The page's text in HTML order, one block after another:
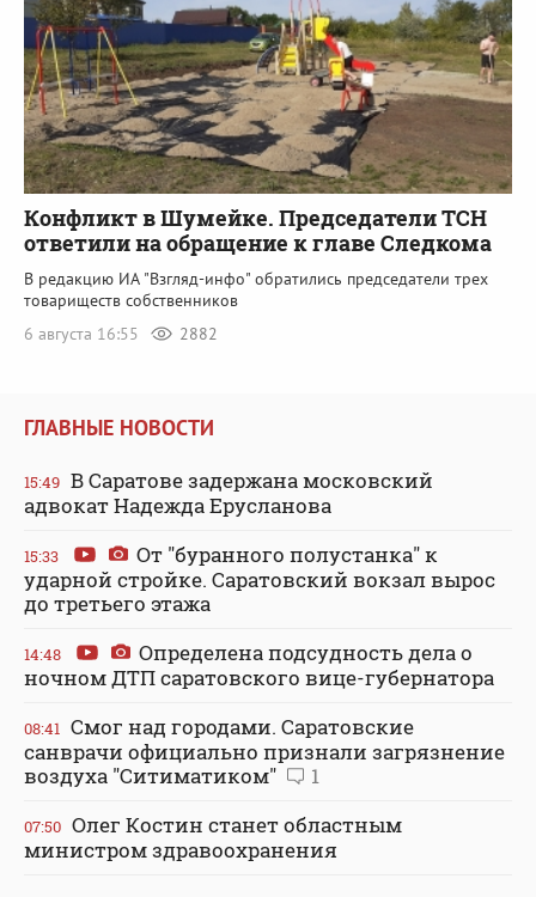
Конфликт в Шумейке. Председатели ТСН
ответили на обращение к главе Следкома
В редакцию ИА "Взгляд-инфо" обратились председатели трех
товариществ собственников
6 августа 16:55
2882
ГЛАВНЫЕ НОВОСТИ
15:49 В Саратове задержана московский
адвокат Надежда Ерусланова
15:33
От "буранного полустанка" к
ударной стройке. Саратовский вокзал вырос
до третьего этажа
14:48
Определена подсудность дела о
ночном ДТП саратовского вице-губернатора
08:41 Смог над городами. Саратовские
санврачи официально признали загрязнение
воздуха "Ситиматиком"
1
07:50 Олег Костин станет областным
министром здравоохранения